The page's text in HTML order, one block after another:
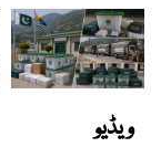
ویڈیو